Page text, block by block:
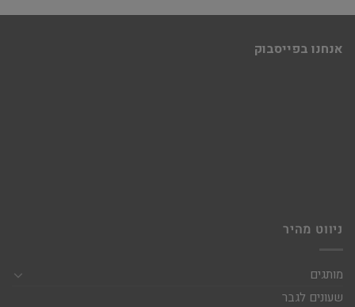
אנחנו בפייסבוק
ניווט מהיר
מותגים
שעונים לגבר